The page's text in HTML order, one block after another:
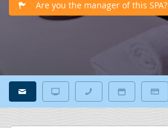
Are you the manager of this SPA?